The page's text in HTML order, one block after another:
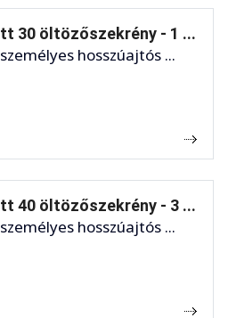
30 öltözőszekrény - 1 ...
hosszúajtós ...
40 öltözőszekrény - 3 ...
hosszúajtós ...